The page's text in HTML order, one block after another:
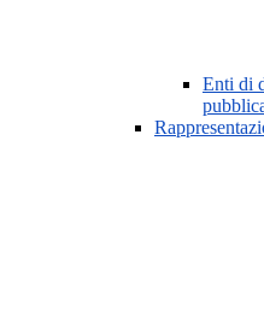
Enti di